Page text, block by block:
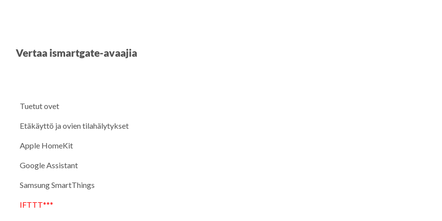
Vertaa ismartgate-avaajia
Tuetut ovet
Etäkäyttö ja ovien tilahälytykset
Apple HomeKit
Google Assistant
Samsung SmartThings
IFTTT***